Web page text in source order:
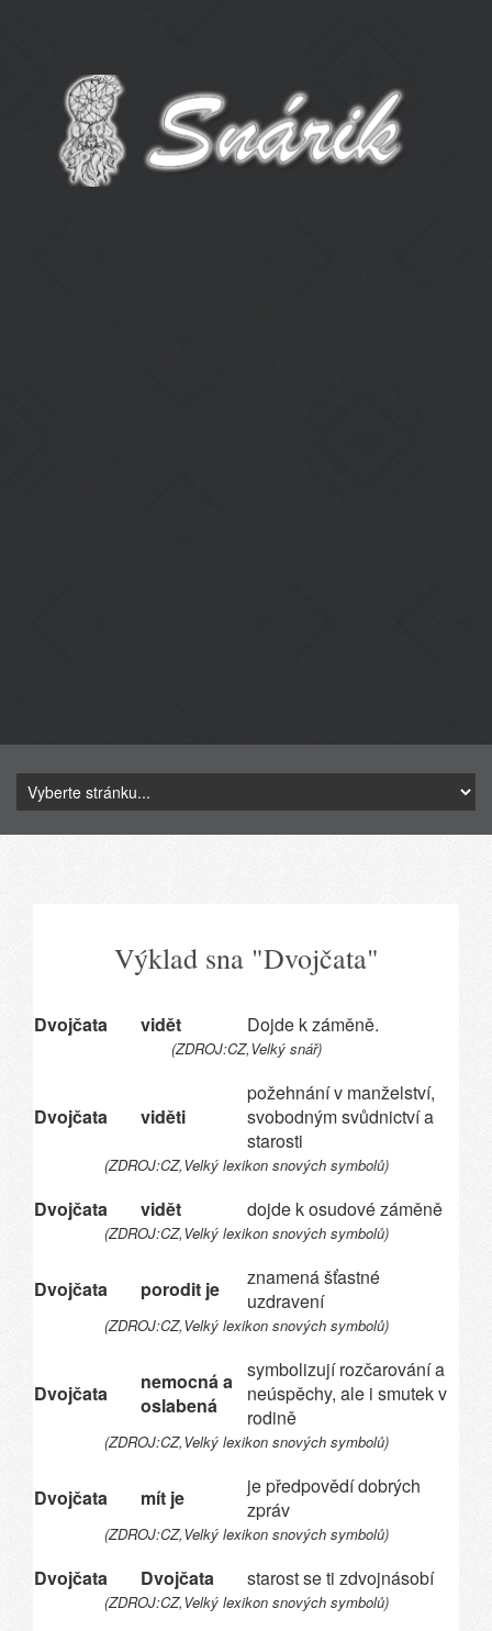
Výklad sna "Dvojčata"
Dvojčata vidět Dojde k záměně.
(ZDROJ:CZ,Velký snář)
Dvojčata viděti
požehnání v manželství,
svobodným svůdnictví a
starosti
(ZDROJ:CZ,Velký lexikon snových symbolů)
Dvojčata vidět dojde k osudové záměně
(ZDROJ:CZ,Velký lexikon snových symbolů)
Dvojčata porodit je
znamená šťastné
uzdravení
(ZDROJ:CZ,Velký lexikon snových symbolů)
Dvojčata
nemocná a
oslabená
symbolizují rozčarování a
neúspěchy, ale i smutek v
rodině
(ZDROJ:CZ,Velký lexikon snových symbolů)
Dvojčata mít je
je předpovědí dobrých
zpráv
(ZDROJ:CZ,Velký lexikon snových symbolů)
Dvojčata Dvojčata starost se ti zdvojnásobí
(ZDROJ:CZ,Velký lexikon snových symbolů)